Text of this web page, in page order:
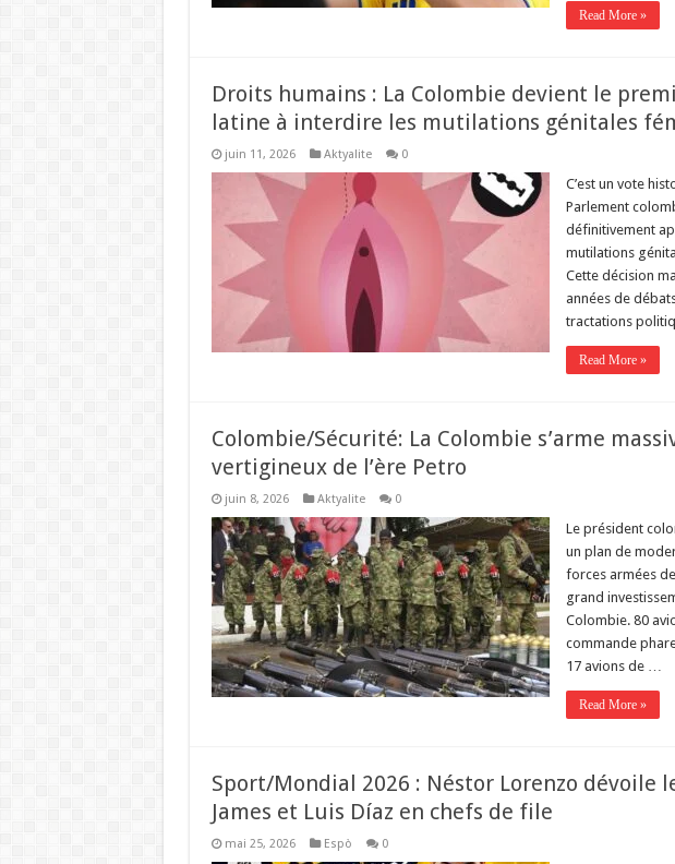
Read More »
‎Droits humains : La Colombie devient le
latine à interdire les mutilations génitales
juin 11, 2026 Aktyalite 0
C’est un vote
Parlement
définitivement
mutilations
Cette décision
années de
tractations
Read More »
Colombie/Sécurité: La Colombie s’arme
vertigineux de l’ère Petro
juin 8, 2026 Aktyalite 0
Le président
un plan de
forces armées
grand
Colombie. 80
commande
17 avions de …
Read More »
Sport/Mondial 2026 : Néstor Lorenzo dévoile
James et Luis Díaz en chefs de file
mai 25, 2026 Espò 0